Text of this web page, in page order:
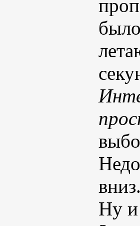
вниз.
Ну и